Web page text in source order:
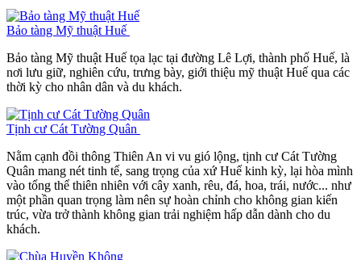
Bảo tàng Mỹ thuật Huế
Bảo tàng Mỹ thuật Huế tọa lạc tại đường Lê Lợi, thành phố Huế, là
nơi lưu giữ, nghiên cứu, trưng bày, giới thiệu mỹ thuật Huế qua các
thời kỳ cho nhân dân và du khách.
Tịnh cư Cát Tường Quân
Nằm cạnh đồi thông Thiên An vi vu gió lộng, tịnh cư Cát Tường
Quân mang nét tinh tế, sang trọng của xứ Huế kinh kỳ, lại hòa mình
vào tổng thể thiên nhiên với cây xanh, rêu, đá, hoa, trái, nước... như
một phần quan trọng làm nên sự hoàn chỉnh cho không gian kiến
trúc, vừa trở thành không gian trải nghiệm hấp dẫn dành cho du
khách.